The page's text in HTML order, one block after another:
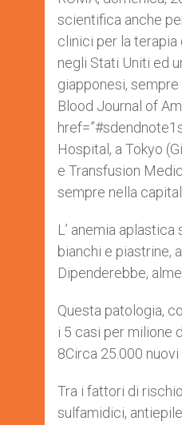
scientifica anche
clinici per la
negli Stati Uniti ed
giapponesi,
Blood Journal of
Hospital, a Tokyo
e Transfusion
sempre nella
L’ anemia
bianchi e piastrine,
Dipenderebbe,
Questa patologia,
i 5 casi per milione
8Circa 25.000
Tra i fattori di
sulfamidici,